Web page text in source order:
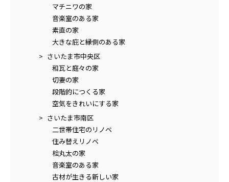
マチニワの家
音楽室のある家
素直の家
大きな庇と縁側のある家
さいたま市中央区
和瓦と庭々の家
切妻の家
段階的につくる家
空気をきれいにする家
さいたま市南区
二世帯住宅のリノベ
住み替えリノベ
桧丸太の家
音楽室のある家
古材が生きる新しい家